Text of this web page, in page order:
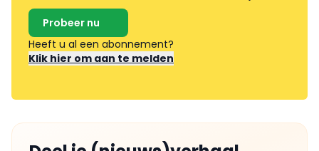
Probeer nu
Heeft u al een abonnement?
Klik hier om aan te melden